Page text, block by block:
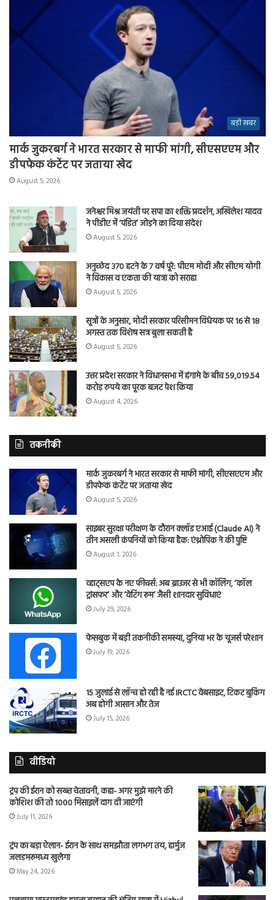
बड़ी खबर
मार्क जुकरबर्ग ने भारत सरकार से माफी मांगी, सीएसएएम और
डीपफेक कंटेंट पर जताया खेद
August 5, 2026
जनेश्वर मिश्र जयंती पर सपा का शक्ति प्रदर्शन, अखिलेश यादव
ने पीडीए में ‘पंडित’ जोड़ने का दिया संदेश
August 5, 2026
अनुच्छेद 370 हटने के 7 वर्ष पूरे: पीएम मोदी और सीएम योगी
ने विकास व एकता की यात्रा को सराहा
August 5, 2026
सूत्रों के अनुसार, मोदी सरकार परिसीमन विधेयक पर 16 से 18
अगस्त तक विशेष सत्र बुला सकती है
August 5, 2026
उत्तर प्रदेश सरकार ने विधानसभा में हंगामे के बीच 59,019.54
करोड़ रुपये का पूरक बजट पेश किया
August 4, 2026
तकनीकी
मार्क जुकरबर्ग ने भारत सरकार से माफी मांगी, सीएसएएम और
डीपफेक कंटेंट पर जताया खेद
August 5, 2026
साइबर सुरक्षा परीक्षण के दौरान क्लॉड एआई (Claude AI) ने
तीन असली कंपनियों को किया हैक: एंथ्रोपिक ने की पुष्टि
August 1, 2026
व्हाट्सएप के नए फीचर्स: अब ब्राउजर से भी कॉलिंग, ‘कॉल
ट्रांसफर’ और ‘वेटिंग रूम’ जैसी शानदार सुविधाएं
July 29, 2026
फेसबुक में बड़ी तकनीकी समस्या, दुनिया भर के यूजर्स परेशान
July 19, 2026
15 जुलाई से लॉन्च हो रही है नई IRCTC वेबसाइट, टिकट बुकिंग
अब होगी आसान और तेज
July 15, 2026
वीडियो
ट्रंप की ईरान को सख्त चेतावनी, कहा- अगर मुझे मारने की
कोशिश की तो 1000 मिसाइलें दाग दी जाएंगी
July 11, 2026
ट्रंप का बड़ा ऐलान- ईरान के साथ समझौता लगभग तय, हार्मुज
जलडमरूमध्य खुलेगा
May 24, 2026